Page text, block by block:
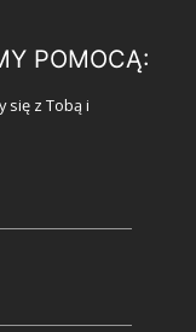
POMOCĄ:
się z Tobą i